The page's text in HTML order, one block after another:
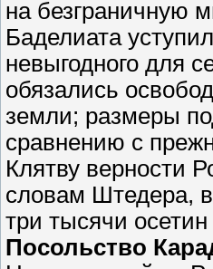
на безграничную
Баделиата
невыгодного для
обязались
земли; размеры
сравнению с
Клятву верности
словам Штедера, в
три тысячи
Посольство